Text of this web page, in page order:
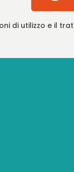
di utilizzo e il